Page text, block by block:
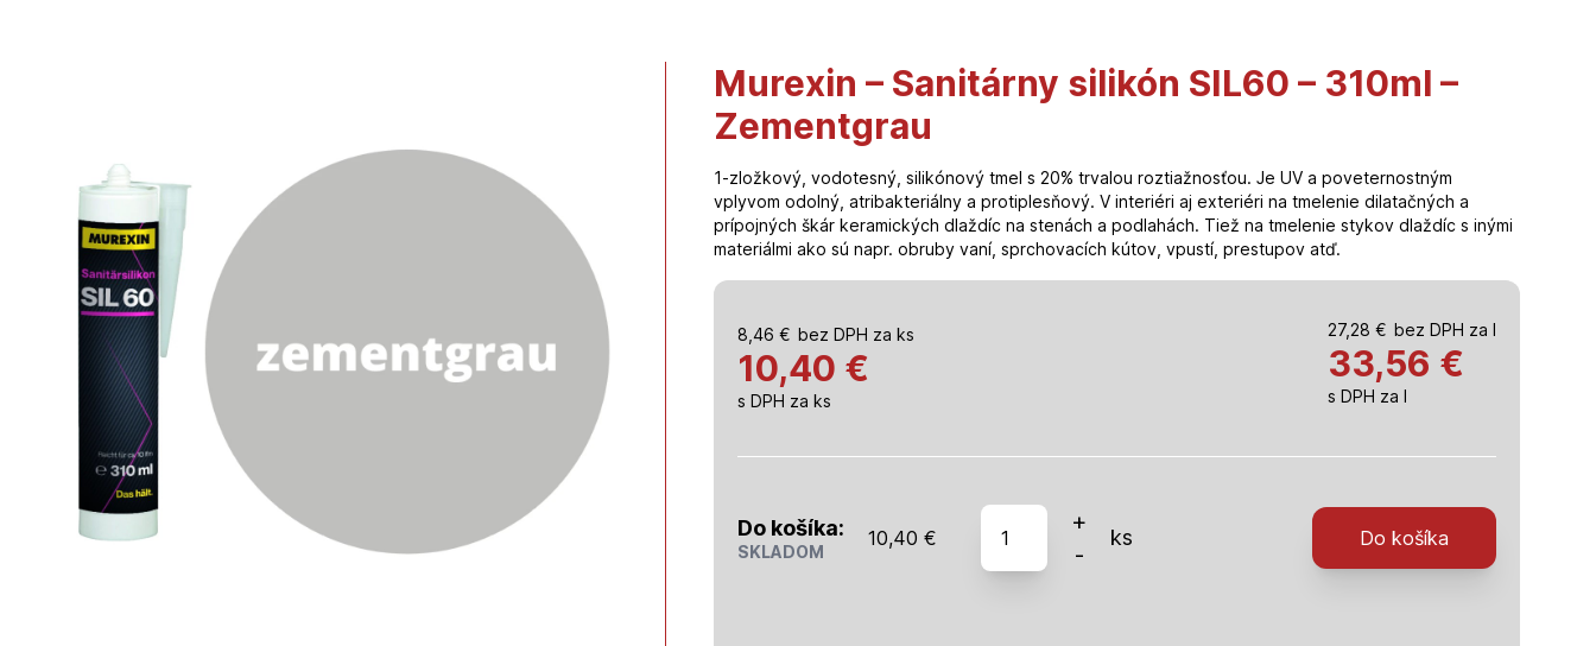
Murexin – Sanitárny silikón SIL60 – 310ml –
Zementgrau
1-zložkový, vodotesný, silikónový tmel s 20% trvalou roztiažnosťou. Je UV a poveternostným
vplyvom odolný, atribakteriálny a protiplesňový. V interiéri aj exteriéri na tmelenie dilatačných a
prípojných škár keramických dlaždíc na stenách a podlahách. Tiež na tmelenie stykov dlaždíc s inými
materiálmi ako sú napr. obruby vaní, sprchovacích kútov, vpustí, prestupov atď.
8,46 € bez DPH za ks
10,40 €
s DPH za ks
27,28 € bez DPH za l
33,56 €
s DPH za l
Do košíka:
SKLADOM
10,40 €
množstvo
Murexin
-
+
-
ks Do košíka